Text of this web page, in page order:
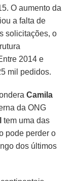
O aumento da
a falta de
solicitações, o
2014 e
mil pedidos.
Camila
da ONG
tem uma das
pode perder o
dos últimos